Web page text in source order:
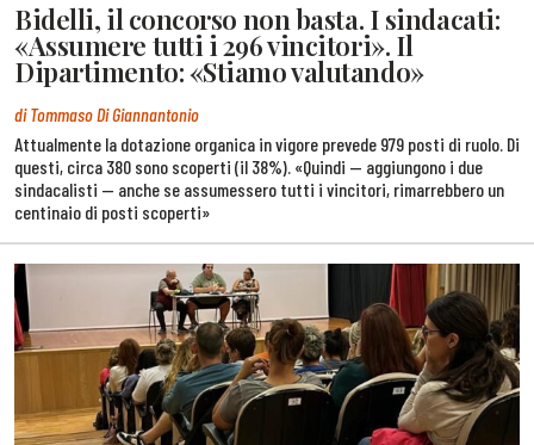
Bidelli, il concorso non basta. I sindacati:
«Assumere tutti i 296 vincitori». Il
Dipartimento: «Stiamo valutando»
di Tommaso Di Giannantonio
Attualmente la dotazione organica in vigore prevede 979 posti di ruolo. Di
questi, circa 380 sono scoperti (il 38%). «Quindi — aggiungono i due
sindacalisti — anche se assumessero tutti i vincitori, rimarrebbero un
centinaio di posti scoperti»